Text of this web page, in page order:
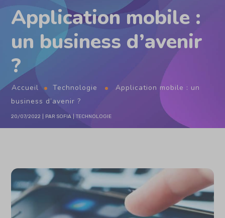
Application mobile :
un business d’avenir
?
Accueil Technologie
Application mobile : un
business d’avenir ?
20/07/2022 PAR SOFIA TECHNOLOGIE